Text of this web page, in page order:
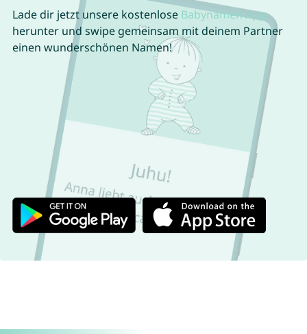
Lade dir jetzt unsere kostenlose Babynamen App
herunter und swipe gemeinsam mit deinem Partner
einen wunderschönen Namen!